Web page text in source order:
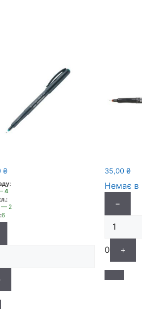
₴
4
— 2
6
35,00₴
Немає в
−
0 +